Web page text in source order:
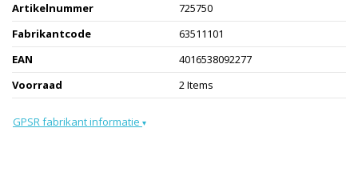
Artikelnummer
725750
Fabrikantcode
63511101
EAN
4016538092277
Voorraad
2 Items
GPSR fabrikant informatie ▾